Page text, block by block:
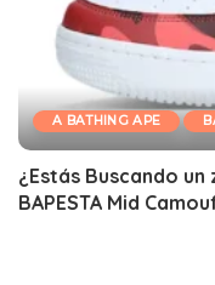
A BATHING APE
¿Estás Buscando
BAPESTA Mid